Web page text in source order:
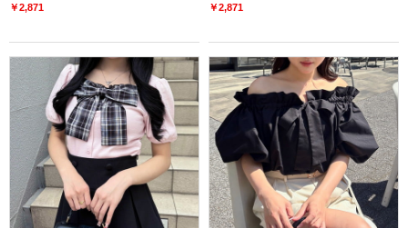
￥2,871 ￥2,871